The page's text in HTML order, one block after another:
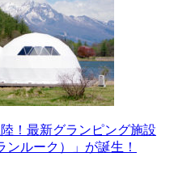
！最新グランピング施設
ンルーク）」が誕生！